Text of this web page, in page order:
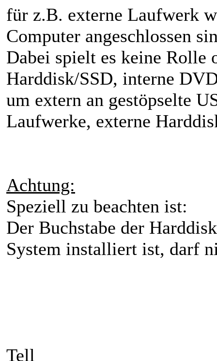
für z.B. externe Laufwerk
Computer angeschlossen
Dabei spielt es keine Rolle
Harddisk/SSD, interne
um extern an gestöpselte
Laufwerke, externe
Achtung:
Speziell zu beachten ist:
Der Buchstabe der
System installiert ist, darf
Tell